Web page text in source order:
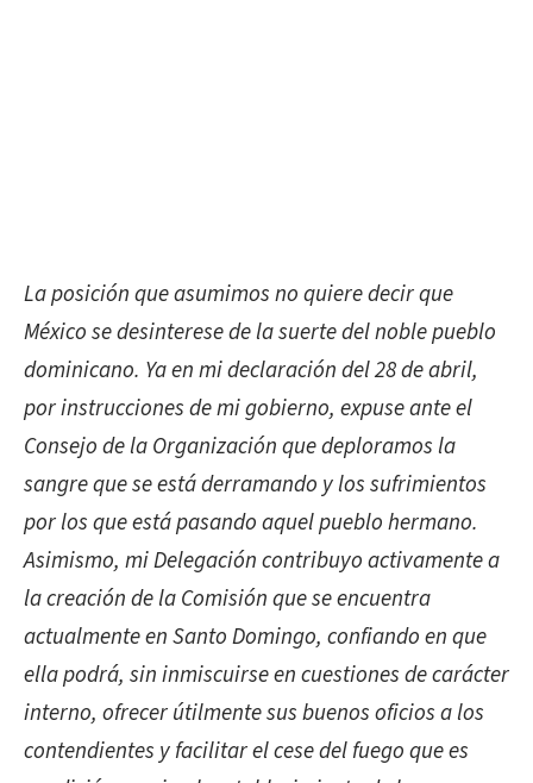
La posición que asumimos no quiere decir que
México se desinterese de la suerte del noble pueblo
dominicano. Ya en mi declaración del 28 de abril,
por instrucciones de mi gobierno, expuse ante el
Consejo de la Organización que deploramos la
sangre que se está derramando y los sufrimientos
por los que está pasando aquel pueblo hermano.
Asimismo, mi Delegación contribuyo activamente a
la creación de la Comisión que se encuentra
actualmente en Santo Domingo, confiando en que
ella podrá, sin inmiscuirse en cuestiones de carácter
interno, ofrecer útilmente sus buenos oficios a los
contendientes y facilitar el cese del fuego que es